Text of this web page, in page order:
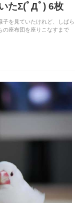
たΣ(ﾟДﾟ) 6枚
子を見ていたけれど、しばら
の座布団を座りこなすまで